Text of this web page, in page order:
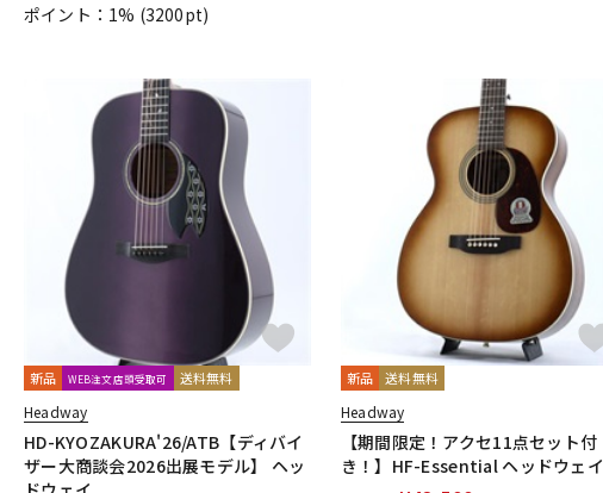
ポイント：1% (3200pt)
新品 WEB注文店頭受取可 送料無料
Headway
HD-KYOZAKURA'26/ATB【ディバイ
ザー大商談会2026出展モデル】 ヘッ
新品 送料無料
Headway
【期間限定！アクセ11点セット付
き！】HF-Essential ヘッドウェイ